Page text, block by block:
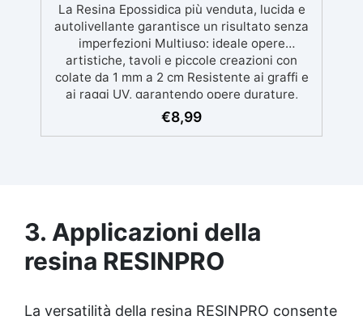
574/2014 - Marcatura CE secondo EN 1504-2
e relativa Dichiarazione di Prestazione (DoP)
✅ Facile da Usare, miscela i 2 componenti
(2 : 1) comodamente predosati
La Resina Epossidica più venduta, lucida e
autolivellante garantisce un risultato senza
imperfezioni Multiuso: ideale opere
artistiche, tavoli e piccole creazioni con
colate da 1 mm a 2 cm Resistente ai graffi e
ai raggi UV, garantendo opere durature,
vibranti e senza ingiallimenti nel tempo
Bassa viscosità e formula anti-bolle per
€8,99
3. Applicazioni della
resina RESINPRO
La versatilità della resina RESINPRO consente